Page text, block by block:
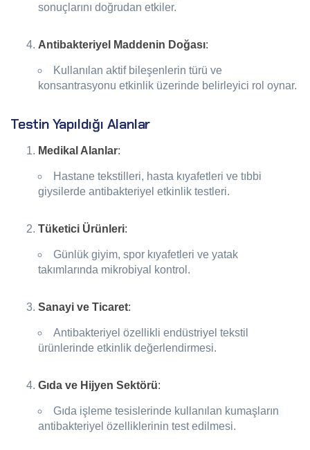
sonuçlarını doğrudan etkiler.
Antibakteriyel Maddenin Doğası:
Kullanılan aktif bileşenlerin türü ve
konsantrasyonu etkinlik üzerinde belirleyici rol oynar.
Testin Yapıldığı Alanlar
Medikal Alanlar:
Hastane tekstilleri, hasta kıyafetleri ve tıbbi
giysilerde antibakteriyel etkinlik testleri.
Tüketici Ürünleri:
Günlük giyim, spor kıyafetleri ve yatak
takımlarında mikrobiyal kontrol.
Sanayi ve Ticaret:
Antibakteriyel özellikli endüstriyel tekstil
ürünlerinde etkinlik değerlendirmesi.
Gıda ve Hijyen Sektörü:
Gıda işleme tesislerinde kullanılan kumaşların
antibakteriyel özelliklerinin test edilmesi.